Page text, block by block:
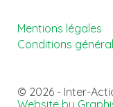
Mentions légales
Conditions
© 2026 - Inter-